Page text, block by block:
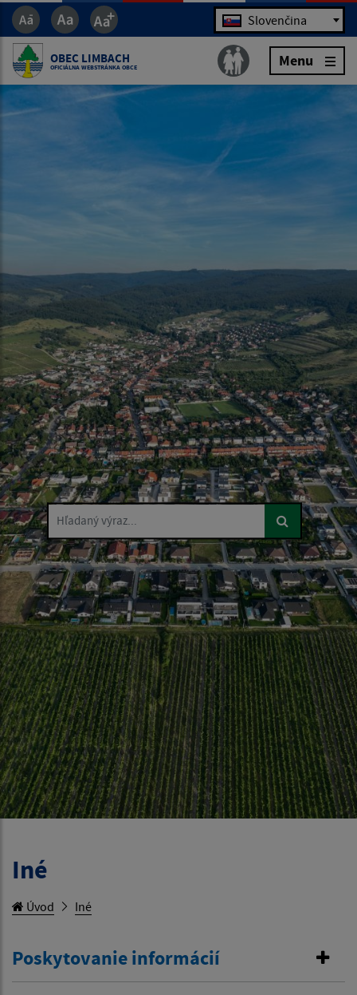
Jazyk Slovenčina
OBEC LIMBACH
OFICIÁLNA WEBSTRÁNKA OBCE Menu
Hľadaný výraz...
Iné
Úvod Iné
Poskytovanie informácií